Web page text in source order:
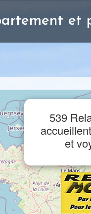
et
539
et